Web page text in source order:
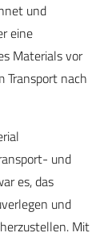
und
eine
Materials vor
Transport nach
und
es, das
und
Mit